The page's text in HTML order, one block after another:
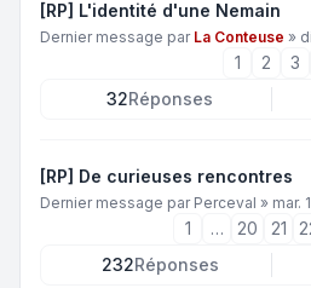
[RP] L'identité d'une Nemain
Dernier message par La Conteuse »
1 2 3
32Réponses
[RP] De curieuses rencontres
Dernier message par Perceval » mar.
1 … 20 21
232Réponses